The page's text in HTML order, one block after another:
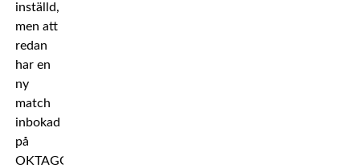
inställd,
men att
redan
har en
ny
match
inbokad
på
OKTAGON